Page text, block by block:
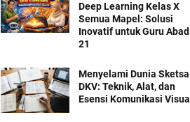
Deep Learning Kelas X
Semua Mapel: Solusi
Inovatif untuk Guru Abad
21
Menyelami Dunia Sketsa
DKV: Teknik, Alat, dan
Esensi Komunikasi Visual